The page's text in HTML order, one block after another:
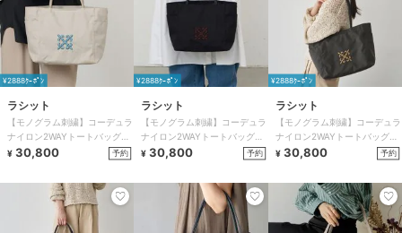
¥2888ｸｰﾎﾟﾝ
ラシット
【モノグラム刺繍】コーデュラ
ナイロン2WAYトートバッグ
(CE-1776)
¥ 30,800 予約
¥2888ｸｰﾎﾟﾝ
ラシット
【モノグラム刺繍】コーデュラ
ナイロン2WAYトートバッグ
(CE-1776)
¥ 30,800 予約
¥2888ｸｰﾎﾟﾝ
ラシット
【モノグラム刺繍】コーデュラ
ナイロン2WAYトートバッグ
(CE-1776)
¥ 30,800 予約